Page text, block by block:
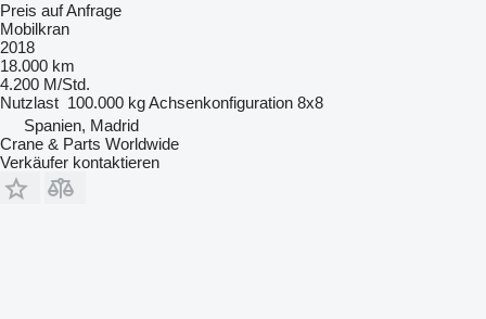
Preis auf Anfrage
Mobilkran
2018
18.000 km
4.200 M/Std.
Nutzlast 100.000 kgAchsenkonfiguration 8x8
Spanien, Madrid
Crane & Parts Worldwide
Verkäufer kontaktieren